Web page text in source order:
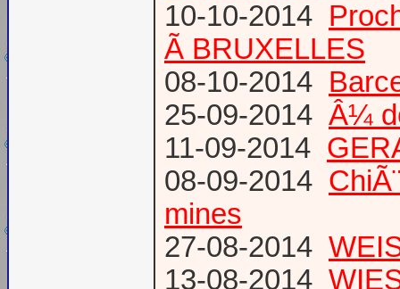
10-10-2014
Ã BRUXELLES
08-10-2014
25-09-2014 Â¼
11-09-2014
08-09-2014
mines
27-08-2014
13-08-2014